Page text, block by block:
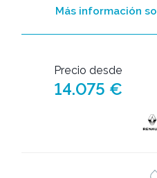
Más información
Precio desde
14.075 €